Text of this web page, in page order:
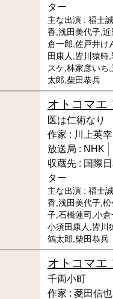
ター
主な出演 : 福士
香,浅田美代子,
倉一郎,佐戸井け
田康人,皆川猿時
スケ,林家彦いち
太郎,柴田恭兵
オトコマエ
医は仁術なり
作家 : 川上英幸
放送局 : NHK
収蔵先 : 国際
ター
主な出演 : 福士
香,浅田美代子,
子,石橋蓮司,小
小須田康人,皆川
鶴太郎,柴田恭兵
オトコマエ
千両小町
作家 : 菱田信也